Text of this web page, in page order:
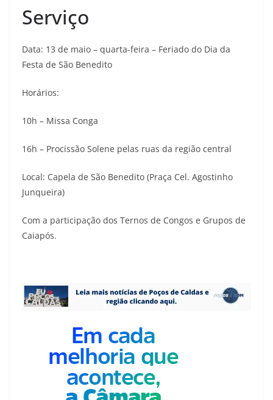
Serviço
Data: 13 de maio – quarta-feira – Feriado do Dia da
Festa de São Benedito
Horários:
10h – Missa Conga
16h – Procissão Solene pelas ruas da região central
Local: Capela de São Benedito (Praça Cel. Agostinho
Junqueira)
Com a participação dos Ternos de Congos e Grupos de
Caiapós.